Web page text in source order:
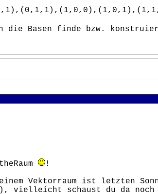
die Basen finde bzw.
!
Vektorraum ist letzten
vielleicht schaust du da